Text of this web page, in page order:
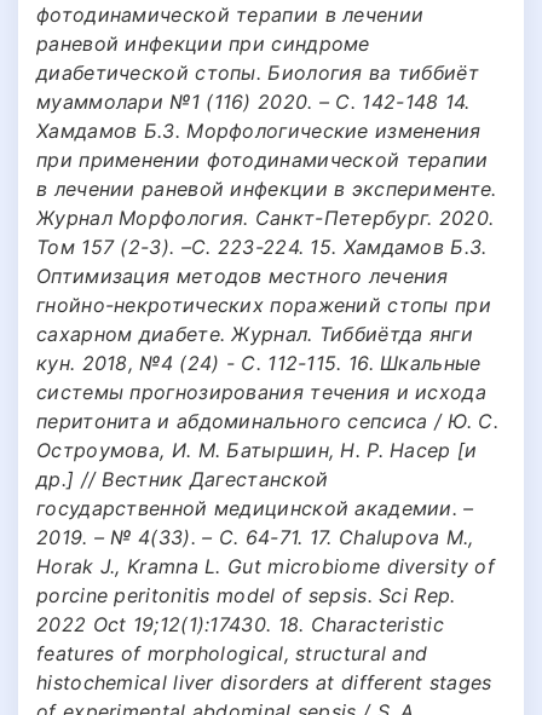
фотодинамической терапии в лечении
раневой инфекции при синдроме
диабетической стопы. Биология ва тиббиёт
муаммолари №1 (116) 2020. – С. 142-148 14.
Хамдамов Б.З. Морфологические изменения
при применении фотодинамической терапии
в лечении раневой инфекции в эксперименте.
Журнал Морфология. Санкт-Петербург. 2020.
Том 157 (2-3). –С. 223-224. 15. Хамдамов Б.З.
Оптимизация методов местного лечения
гнойно-некротических поражений стопы при
сахарном диабете. Журнал. Тиббиётда янги
кун. 2018, №4 (24) - С. 112-115. 16. Шкальные
системы прогнозирования течения и исхода
перитонита и абдоминального сепсиса / Ю. С.
Остроумова, И. М. Батыршин, Н. Р. Насер [и
др.] // Вестник Дагестанской
государственной медицинской академии. –
2019. – № 4(33). – С. 64-71. 17. Chalupova M.,
Horak J., Kramna L. Gut microbiome diversity of
porcine peritonitis model of sepsis. Sci Rep.
2022 Oct 19;12(1):17430. 18. Characteristic
features of morphological, structural and
histochemical liver disorders at different stages